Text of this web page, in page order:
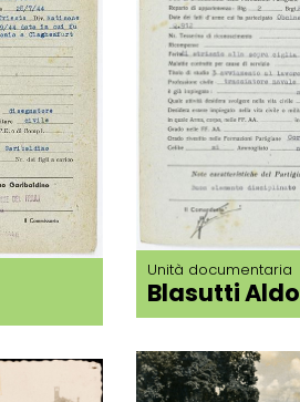
Unità documentaria
Blasutti Aldo